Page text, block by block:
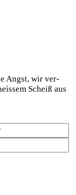
Angst, wir ver­
Scheiß aus